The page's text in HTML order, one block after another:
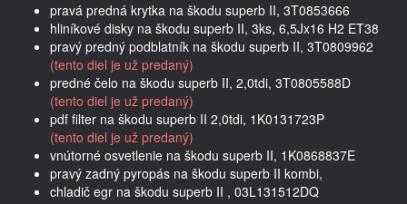
pravá predná krytka na škodu superb II, 3T0853666
hliníkové disky na škodu superb II, 3ks, 6,5Jx16 H2 ET38
pravý predný podblatník na škodu superb II, 3T0809962
(tento diel je už predaný)
predné čelo na škodu superb II, 2,0tdi, 3T0805588D
(tento diel je už predaný)
pdf filter na škodu superb II 2,0tdi, 1K0131723P
(tento diel je už predaný)
vnútorné osvetlenie na škodu superb II, 1K0868837E
pravý zadný pyropás na škodu superb II kombi,
chladič egr na škodu superb II , 03L131512DQ